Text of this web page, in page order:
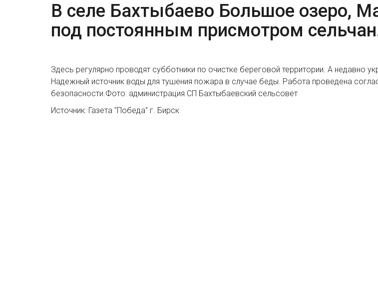
В селе Бахтыбаево Большое озеро,
под постоянным присмотром
Здесь регулярно проводят субботники по очистке береговой территории. А недавно
Надежный источник воды для тушения пожара в случае беды. Работа проведена
безопасности.Фото: администрация СП Бахтыбаевский сельсовет
Источник: Газета "Победа" г. Бирск